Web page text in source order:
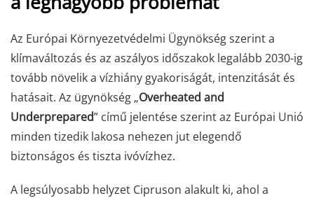
Az Európai Környezetvédelmi Ügynökség szerint a
klímaváltozás és az aszályos időszakok legalább 2030-ig
tovább növelik a vízhiány gyakoriságát, intenzitását és
hatásait. Az ügynökség „Overheated and
Underprepared” című jelentése szerint az Európai Unió
minden tizedik lakosa nehezen jut elegendő
biztonságos és tiszta ivóvízhez.
A legsúlyosabb helyzet Cipruson alakult ki, ahol a